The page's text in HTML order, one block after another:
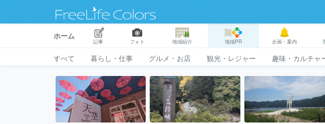
ホーム
記事 フォト 地域紹介 地域PR 企画・案内
すべて 暮らし・仕事 グルメ・お店 観光・レジャー 趣味・カルチャ